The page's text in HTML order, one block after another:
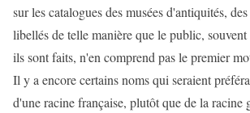
sur les catalogues des musées d'antiquités,
libellés de telle manière que le public,
ils sont faits, n'en comprend pas le premier
Il y a encore certains noms qui seraient
d'une racine française, plutôt que de la racine